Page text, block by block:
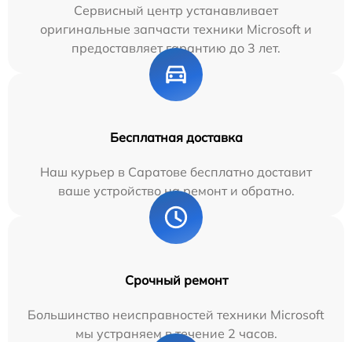
Сервисный центр устанавливает
оригинальные запчасти техники Microsoft и
предоставляет гарантию до 3 лет.
Бесплатная доставка
Наш курьер в Саратове бесплатно доставит
ваше устройство на ремонт и обратно.
Срочный ремонт
Большинство неисправностей техники Microsoft
мы устраняем в течение 2 часов.